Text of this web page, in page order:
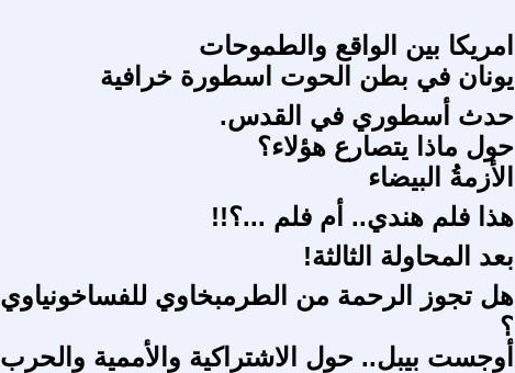
امريكا بين الواقع والطموحات
يونان في بطن الحوت اسطورة خرافية
حدث أسطوري في القدس.
حول ماذا يتصارع هؤلاء؟
الأزمةُ البيضاء
هذا فلم هندي.. أم فلم ...؟!!
بعد المحاولة الثالثة!
هل تجوز الرحمة من الطرمبخاوي للفساخونياوي
؟
أوجست بيبل.. حول الاشتراكية والأممية والحرب